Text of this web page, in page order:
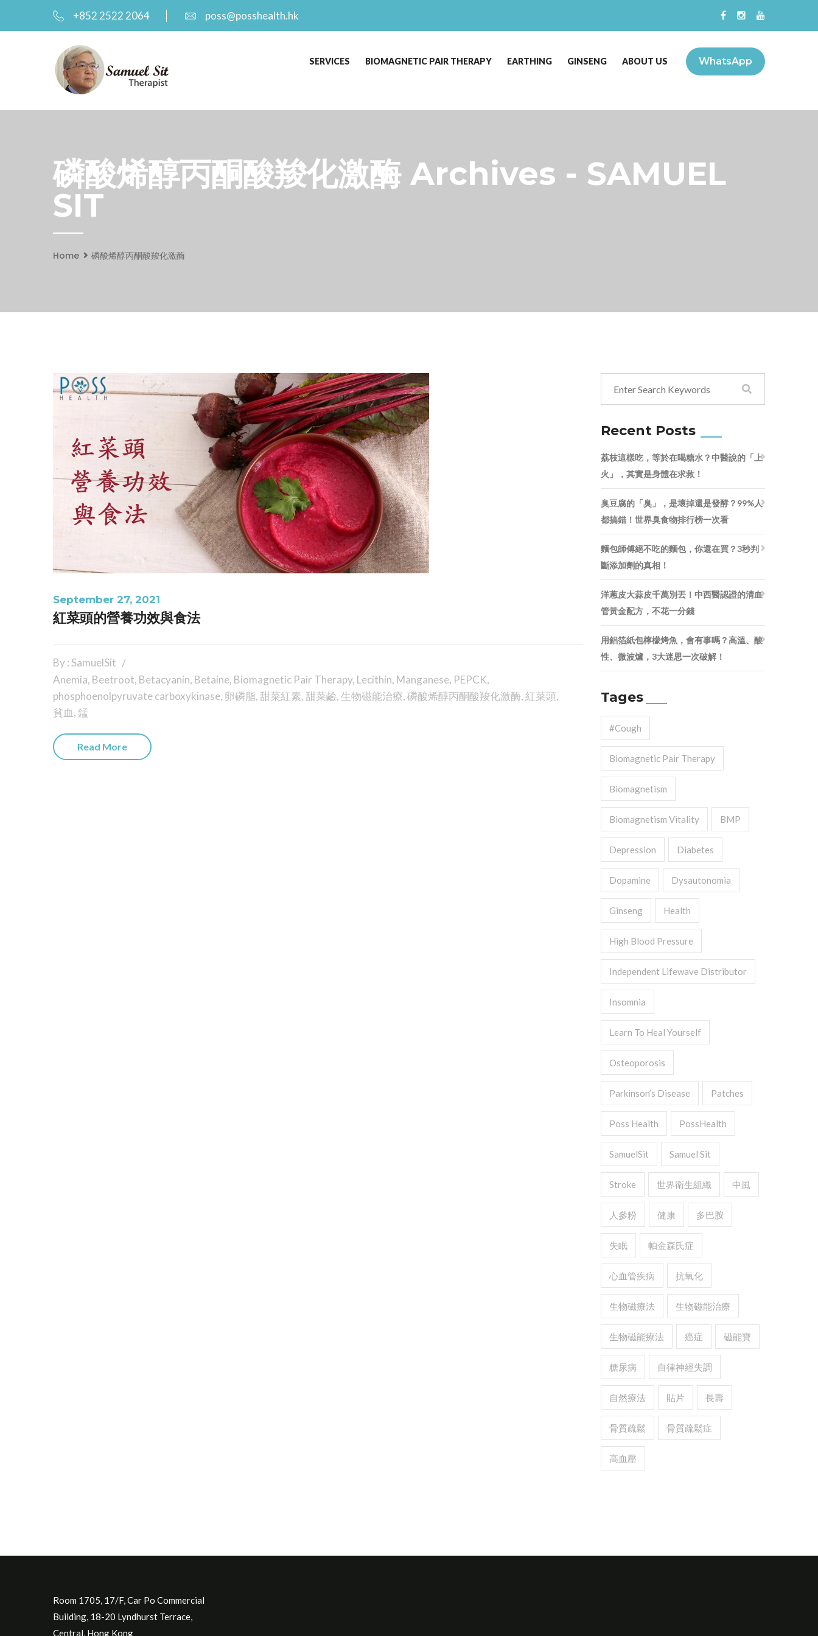
+852 2522 2064 poss@posshealth.hk
WhatsApp
SERVICES BIOMAGNETIC PAIR THERAPY EARTHING GINSENG ABOUT US
磷酸烯醇丙酮酸羧化激酶 Archives - SAMUEL
SIT
Home 磷酸烯醇丙酮酸羧化激酶
September 27, 2021
紅菜頭的營養功效與食法
By : SamuelSit
Anemia, Beetroot, Betacyanin, Betaine, Biomagnetic Pair Therapy, Lecithin, Manganese, PEPCK,
phosphoenolpyruvate carboxykinase, 卵磷脂,甜菜紅素,甜菜鹼, 生物磁能治療,磷酸烯醇丙酮酸羧化激酶,紅菜頭,
貧血,錳
Read More
Recent Posts
荔枝這樣吃，等於在喝糖水？中醫說的「上
火」，其實是身體在求救！
臭豆腐的「臭」，是壞掉還是發酵？99%人
都搞錯！世界臭食物排行榜一次看
麵包師傅絕不吃的麵包，你還在買？3秒判
斷添加劑的真相！
洋蔥皮大蒜皮千萬別丟！中西醫認證的清血
管黃金配方，不花一分錢
用鋁箔紙包檸檬烤魚，會有事嗎？高溫、酸
性、微波爐，3大迷思一次破解！
Tages
#cough
Biomagnetic Pair Therapy
Biomagnetism
Biomagnetism Vitality BMP
Depression Diabetes
Dopamine Dysautonomia
Ginseng Health
High Blood Pressure
Independent Lifewave Distributor
Insomnia
Learn To Heal Yourself
Osteoporosis
Parkinson’s Disease Patches
Poss Health PossHealth
SamuelSit Samuel Sit
Stroke 世界衛生組織 中風
人參粉 健康 多巴胺
失眠 帕金森氏症
心血管疾病 抗氧化
生物磁療法 生物磁能治療
生物磁能療法 癌症 磁能寶
糖尿病 自律神經失調
自然療法 貼片 長壽
骨質疏鬆 骨質疏鬆症
高血壓
Room 1705, 17/F, Car Po Commercial
Building, 18-20 Lyndhurst Terrace,
Central, Hong Kong